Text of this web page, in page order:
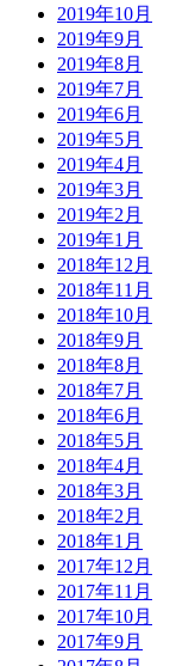
2019年10月
2019年9月
2019年8月
2019年7月
2019年6月
2019年5月
2019年4月
2019年3月
2019年2月
2019年1月
2018年12月
2018年11月
2018年10月
2018年9月
2018年8月
2018年7月
2018年6月
2018年5月
2018年4月
2018年3月
2018年2月
2018年1月
2017年12月
2017年11月
2017年10月
2017年9月